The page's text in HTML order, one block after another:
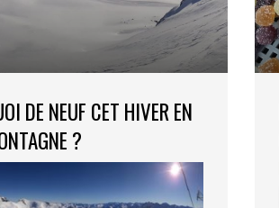
DE NEUF CET HIVER EN
?